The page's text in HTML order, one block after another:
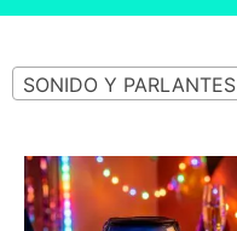
SONIDO Y PARLANTES